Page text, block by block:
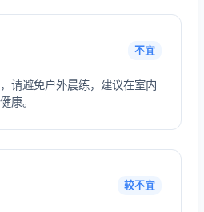
不宜
请避免户外晨练，建议在室内
康。
较不宜